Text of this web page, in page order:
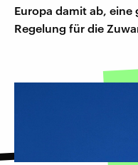
Europa damit ab,
Regelung für die